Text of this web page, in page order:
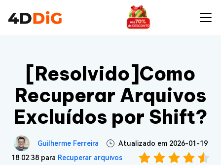
[Resolvido]Como
Recuperar Arquivos
Excluídos por Shift?
Guilherme Ferreira
Atualizado em 2026-01-19
18:02:38 para Recuperar arquivos